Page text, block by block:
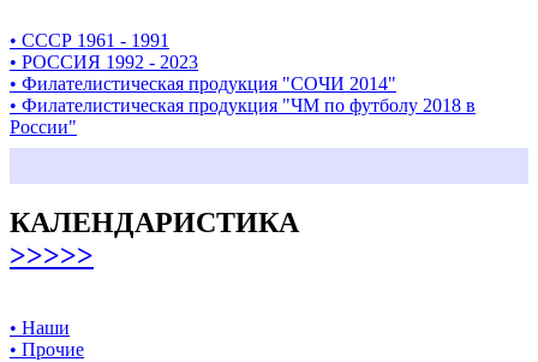
• СССР 1961 - 1991
• РОССИЯ 1992 - 2023
• Филателистическая продукция "СОЧИ 2014"
• Филателистическая продукция "ЧМ по футболу 2018 в
России"
КАЛЕНДАРИСТИКА
>>>>>
• Наши
• Прочие